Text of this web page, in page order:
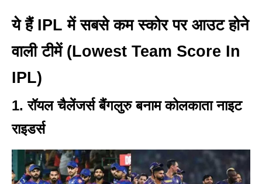
ये हैं IPL में सबसे कम स्कोर पर आउट होने
वाली टीमें (Lowest Team Score In
IPL)
1. रॉयल चैलेंजर्स बैंगलुरु बनाम कोलकाता नाइट
राइडर्स